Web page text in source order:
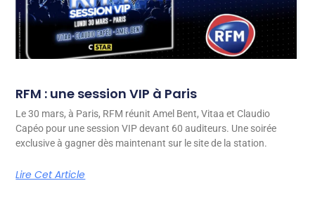
RFM : une session VIP à Paris
Le 30 mars, à Paris, RFM réunit Amel Bent, Vitaa et Claudio
Capéo pour une session VIP devant 60 auditeurs. Une soirée
exclusive à gagner dès maintenant sur le site de la station.
Lire Cet Article